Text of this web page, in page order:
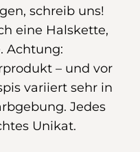
schreib uns!
eine Halskette,
Achtung:
– und vor
variiert sehr in
Jedes
Unikat.